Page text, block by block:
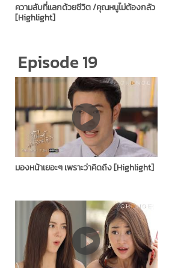
ความลับที่แลกด้วยชีวิต /คุณหนูไม่ต้องกลัว
[Highlight]
Episode 19
มองหน้าเยอะๆ เพราะว่าคิดถึง [Highlight]